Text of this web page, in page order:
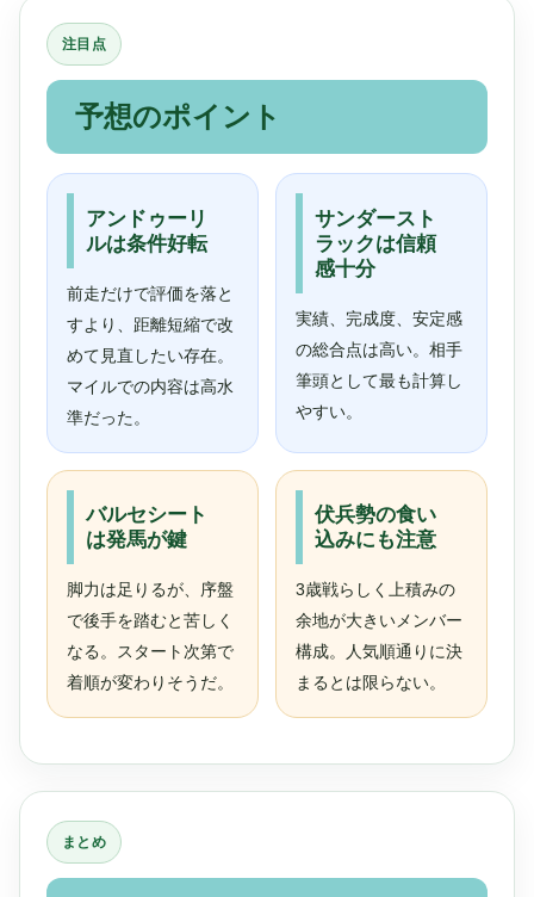
注目点
予想のポイント
アンドゥーリ
ルは条件好転
前走だけで評価を落と
すより、距離短縮で改
めて見直したい存在。
マイルでの内容は高水
準だった。
サンダースト
ラックは信頼
感十分
実績、完成度、安定感
の総合点は高い。相手
筆頭として最も計算し
やすい。
バルセシート
は発馬が鍵
脚力は足りるが、序盤
で後手を踏むと苦しく
なる。スタート次第で
着順が変わりそうだ。
伏兵勢の食い
込みにも注意
3歳戦らしく上積みの
余地が大きいメンバー
構成。人気順通りに決
まるとは限らない。
まとめ